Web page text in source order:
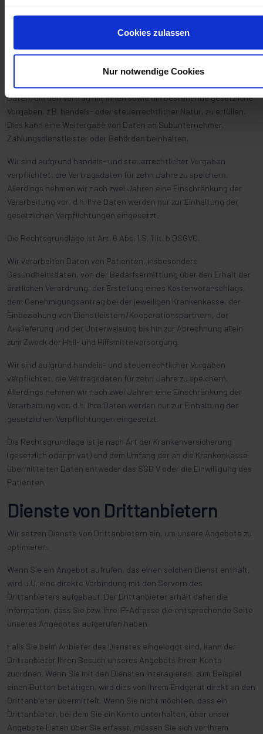
Cookies zulassen
Nur notwendige Cookies
Im Rahmen der Anbahnung bzw. der Durchführung des Vertrags
die für die Begründung, Durchführung und Beendigung des
Vertragsverhältnisses und die Erfüllung der damit verbundenen
vertraglichen Pflichten erforderlich sind. Wir verarbeiten Ihre
Daten, um den Vertrag mit Ihnen sowie um bestehende gesetzliche
Vorgaben, z.B. handels- oder steuerrechtlicher Natur, zu erfüllen.
Dies kann eine Weitergabe von Daten an Subunternehmer,
Zahlungsdienstleister oder Behörden beinhalten.
Wir sind aufgrund handels- und steuerrechtlicher Vorgaben
verpflichtet, die Vertragsdaten für zehn Jahre zu speichern.
Allerdings nehmen wir nach zwei Jahren eine Einschränkung der
Verarbeitung vor, d.h. Ihre Daten werden nur zur Einhaltung der
gesetzlichen Verpflichtungen eingesetzt.
Die Rechtsgrundlage ist Art. 6 Abs. 1 S. 1 lit. b DSGVO.
Wir verarbeiten Daten von Patienten, insbesondere
Gesundheitsdaten, von der Bedarfsermittlung über den Erhalt der
ärztlichen Verordnung, der Erstellung eines Kostenvoranschlags,
dem Genehmigungsantrag bei der jeweiligen Krankenkasse, der
Einbeziehung von Dienstleistern/Kooperationspartnern, der
Auslieferung und der Unterweisung bis hin zur Abrechnung allein
zum Zweck der Heil- und Hilfsmittelversorgung.
Wir sind aufgrund handels- und steuerrechtlicher Vorgaben
verpflichtet, die Vertragsdaten für zehn Jahre zu speichern.
Allerdings nehmen wir nach zwei Jahren eine Einschränkung der
Verarbeitung vor, d.h. Ihre Daten werden nur zur Einhaltung der
gesetzlichen Verpflichtungen eingesetzt.
Die Rechtsgrundlage ist je nach Art der Krankenversicherung
(gesetzlich oder privat) und dem Umfang der an die Krankenkasse
übermittelten Daten entweder das SGB V oder die Einwilligung des
Patienten.
Dienste von Drittanbietern
Wir setzen Dienste von Drittanbietern ein, um unsere Angebote zu
optimieren.
Wenn Sie ein Angebot aufrufen, das einen solchen Dienst enthält,
wird u.U. eine direkte Verbindung mit den Servern des
Drittanbieters aufgebaut. Der Drittanbieter erhält daher die
Information, dass Sie bzw. Ihre IP-Adresse die entsprechende Seite
unseres Angebotes aufgerufen haben.
Falls Sie beim Anbieter des Dienstes eingeloggt sind, kann der
Drittanbieter Ihren Besuch unseres Angebots Ihrem Konto
zuordnen. Wenn Sie mit den Diensten interagieren, zum Beispiel
einen Button betätigen, wird dies von Ihrem Endgerät direkt an den
Drittanbieter übermittelt. Wenn Sie nicht möchten, dass ein
Drittanbieter, bei dem Sie ein Konto unterhalten, über unser
Angebote Daten über Sie erfasst, müssen Sie sich vor Ihrem